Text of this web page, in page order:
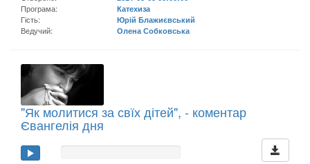
Програма:
Катехиза
Гість:
Юрій Блажиєвський
Ведучий:
Олена Собковська
"Як молитися за свїх дітей", - коментар
Євангелія дня